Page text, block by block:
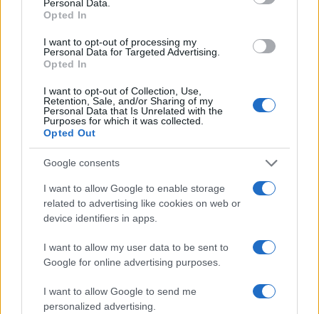
Personal Data.
Opted In
I want to opt-out of processing my
Personal Data for Targeted Advertising.
Opted In
I want to opt-out of Collection, Use,
Retention, Sale, and/or Sharing of my
Personal Data that Is Unrelated with the
Purposes for which it was collected.
Opted Out
Google consents
I want to allow Google to enable storage
related to advertising like cookies on web or
device identifiers in apps.
I want to allow my user data to be sent to
Google for online advertising purposes.
I want to allow Google to send me
personalized advertising.
Η ΣΤΗΛΗ ΜΑΣ